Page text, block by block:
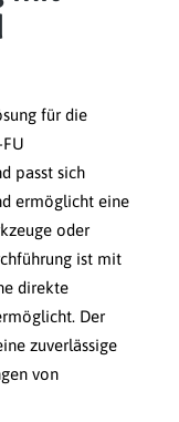
für die
passt sich
ermöglicht eine
oder
ist mit
direkte
Der
zuverlässige
von